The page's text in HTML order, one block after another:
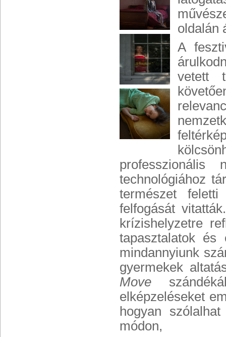
oldalán
A
vetett
technológiához
természet
felfogását
krízishelyzetre
tapasztalatok és
mindannyiunk
gyermekek
Move
elképzeléseket
hogyan
módon,